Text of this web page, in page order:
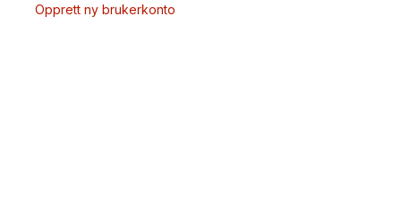
Opprett ny brukerkonto